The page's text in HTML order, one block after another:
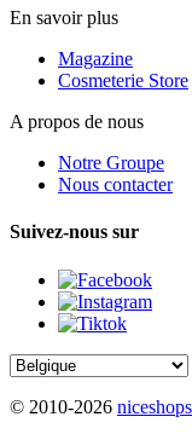
En savoir plus
Magazine
Cosmeterie Store
A propos de nous
Notre Groupe
Nous contacter
Suivez-nous sur
© 2010-2026